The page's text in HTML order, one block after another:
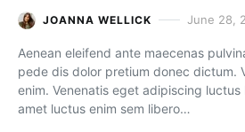
JOANNA WELLICK June 28,
Aenean eleifend ante maecenas
pede dis dolor pretium donec dictum.
enim. Venenatis eget adipiscing
amet luctus enim sem libero…